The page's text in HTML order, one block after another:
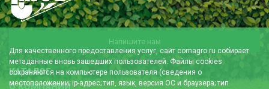
Напишите нам
КАТАЛОГ
О КОМПАНИИ
Для качественного предоставления услуг, сайт comagro.ru собирает
метаданные вновь зашедших пользователей. Файлы cookies
сохраняются на компьютере пользователя (сведения о
местоположении; ip-адрес; тип, язык, версия ОС и браузера; тип